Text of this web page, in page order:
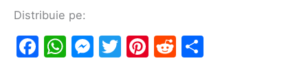
Distribuie pe:
F
W M T
Pi R